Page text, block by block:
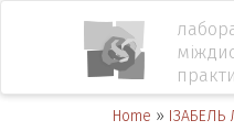
Home » ІЗАБЕЛЬ